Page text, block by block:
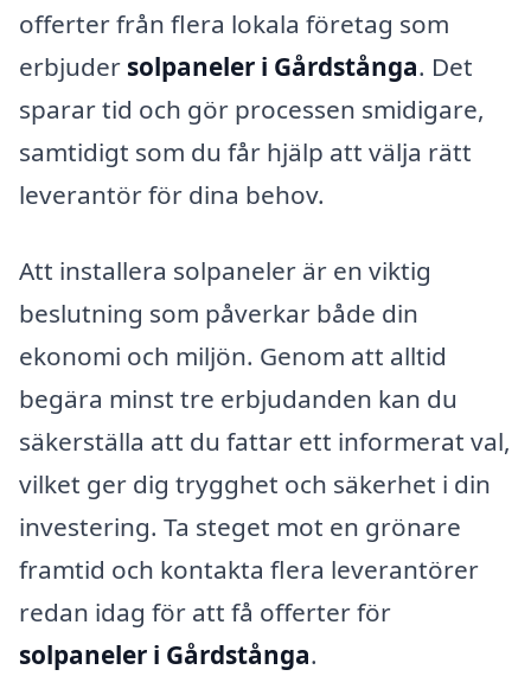
offerter från flera lokala företag som
erbjuder solpaneler i Gårdstånga. Det
sparar tid och gör processen smidigare,
samtidigt som du får hjälp att välja rätt
leverantör för dina behov.
Att installera solpaneler är en viktig
beslutning som påverkar både din
ekonomi och miljön. Genom att alltid
begära minst tre erbjudanden kan du
säkerställa att du fattar ett informerat val,
vilket ger dig trygghet och säkerhet i din
investering. Ta steget mot en grönare
framtid och kontakta flera leverantörer
redan idag för att få offerter för
solpaneler i Gårdstånga.